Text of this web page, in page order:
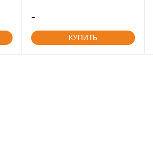
-
КУПИТЬ